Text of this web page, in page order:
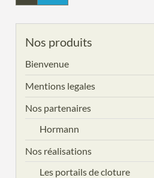
Nos produits
Bienvenue
Mentions legales
Nos partenaires
Hormann
Nos réalisations
Les portails de cloture